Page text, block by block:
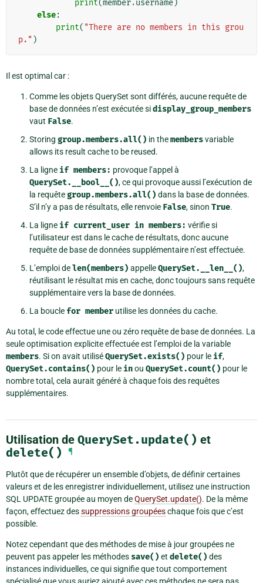
print(member.username )
else:
print( "There are no members in this grou
p." )
Il est optimal car :
Comme les objets QuerySet sont différés, aucune requête de
base de données n’est exécutée sidisplay_group_members
vaut False.
Storing group.members.all() in themembersvariable
allows its result cache to be reused.
La ligne if members: provoque l’appel à
QuerySet.__bool__(), ce qui provoque aussi l’exécution de
la requêtegroup.members.all() dans la base de données.
S’il n’y a pas de résultats, elle renvoie False, sinon True.
La ligne if current_user in members: vérifie si
l’utilisateur est dans le cache de résultats, donc aucune
requête de base de données supplémentaire n’est effectuée.
L’emploi delen(members) appelleQuerySet.__len__(),
réutilisant le résultat mis en cache, donc toujours sans requête
supplémentaire vers la base de données.
La boucle for member utilise les données du cache.
Au total, le code effectue une ou zéro requête de base de données. La
seule optimisation explicite effectuée est l’emploi de la variable
members. Si on avait utiliséQuerySet.exists() pour le if,
QuerySet.contains() pour le inou QuerySet.count() pour le
nombre total, cela aurait généré à chaque fois des requêtes
supplémentaires.
Utilisation de QuerySet.update() et
delete()
¶
Plutôt que de récupérer un ensemble d’objets, de définir certaines
valeurs et de les enregistrer individuellement, utilisez une instruction
SQL UPDATE groupée au moyen deQuerySet.update(). De la même
façon, effectuez dessuppressions groupéeschaque fois que c’est
possible.
Notez cependant que des méthodes de mise à jour groupées ne
peuvent pas appeler les méthodes save() et delete() des
instances individuelles, ce qui signifie que tout comportement